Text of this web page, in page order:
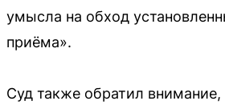
умысла на обход
приёма».
Суд также обратил внимание,